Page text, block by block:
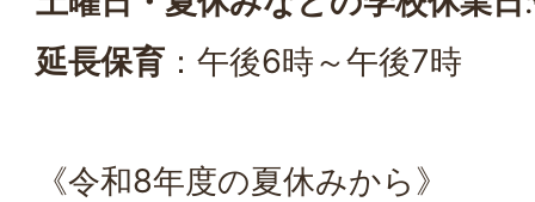
延長保育 ：午後6時～午後7時
《令和8年度の夏休みから》